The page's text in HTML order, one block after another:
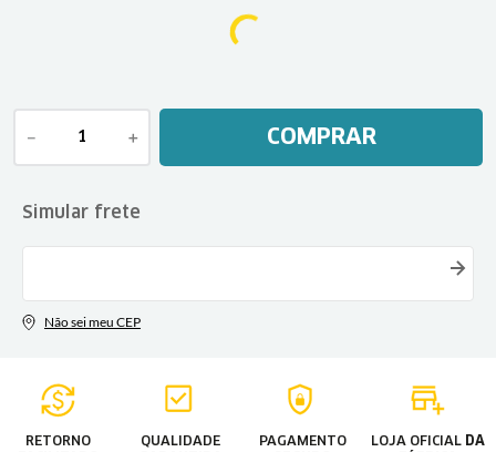
＋
－ COMPRAR
RETORNO
QUALIDADE
PAGAMENTO
LOJA OFICIAL DA